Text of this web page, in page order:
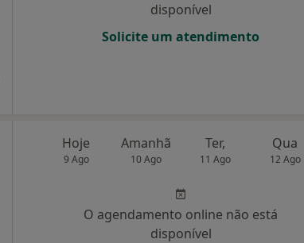
disponível
Solicite um atendimento
Hoje
9 Ago
Amanhã
10 Ago
Ter,
11 Ago
Qua
12 Ago
O agendamento online não está
disponível